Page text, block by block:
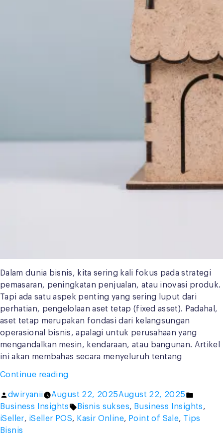
Dalam dunia bisnis, kita sering kali fokus pada strategi
pemasaran, peningkatan penjualan, atau inovasi produk.
Tapi ada satu aspek penting yang sering luput dari
perhatian, pengelolaan aset tetap (fixed asset). Padahal,
aset tetap merupakan fondasi dari kelangsungan
operasional bisnis, apalagi untuk perusahaan yang
mengandalkan mesin, kendaraan, atau bangunan. Artikel
ini akan membahas secara menyeluruh tentang
Continue reading“Cara
Fixed
Asset
agar
Posted
by
dwiryanii August 22, 2025August 22, 2025
Posted
in
Business Insights Tags:
Bisnis sukses, Business Insights,
iSeller, iSeller POS, Kasir Online, Point of Sale, Tips
Bisnis